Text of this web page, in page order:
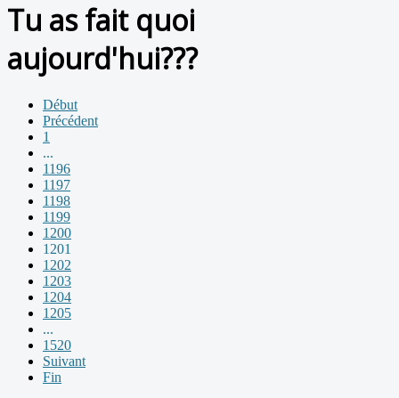
Tu as fait quoi
aujourd'hui???
Début
Précédent
1
...
1196
1197
1198
1199
1200
1201
1202
1203
1204
1205
...
1520
Suivant
Fin